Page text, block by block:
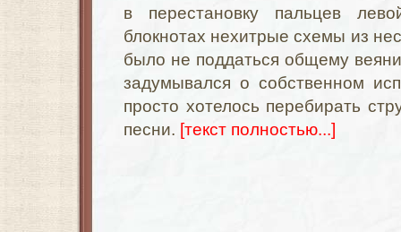
в перестановку пальцев
блокнотах нехитрые схемы из
было не поддаться общему
задумывался о собственном
просто хотелось перебирать
песни. [текст полностью...]